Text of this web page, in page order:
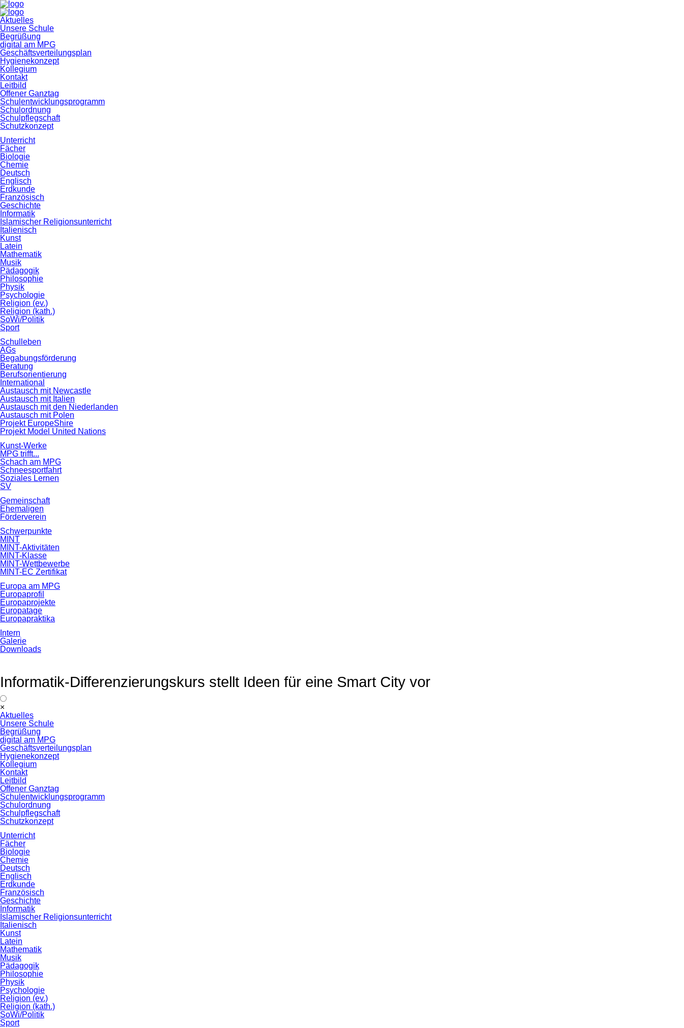
Navigation
überspringen
Aktuelles
Unsere Schule
Begrüßung
digital am MPG
Geschäftsverteilungsplan
Hygienekonzept
Kollegium
Kontakt
Leitbild
Offener Ganztag
Schulentwicklungsprogramm
Schulordnung
Schulpflegschaft
Schutzkonzept
Unterricht
Fächer
Biologie
Chemie
Deutsch
Englisch
Erdkunde
Französisch
Geschichte
Informatik
Islamischer Religionsunterricht
Italienisch
Kunst
Latein
Mathematik
Musik
Pädagogik
Philosophie
Physik
Psychologie
Religion (ev.)
Religion (kath.)
SoWi/Politik
Sport
Schulleben
AGs
Begabungsförderung
Beratung
Berufsorientierung
International
Austausch mit Newcastle
Austausch mit Italien
Austausch mit den Niederlanden
Austausch mit Polen
Projekt EuropeShire
Projekt Model United Nations
Kunst-Werke
MPG trifft...
Schach am MPG
Schneesportfahrt
Soziales Lernen
SV
Gemeinschaft
Ehemaligen
Förderverein
Schwerpunkte
MINT
MINT-Aktivitäten
MINT-Klasse
MINT-Wettbewerbe
MINT-EC Zertifikat
Europa am MPG
Europaprofil
Europaprojekte
Europatage
Europapraktika
Intern
Galerie
Downloads
Informatik-Differenzierungskurs stellt Ideen für eine Smart City vor
×
überspringen
Aktuelles
Unsere Schule
Begrüßung
digital am MPG
Geschäftsverteilungsplan
Hygienekonzept
Kollegium
Kontakt
Leitbild
Offener Ganztag
Schulentwicklungsprogramm
Schulordnung
Schulpflegschaft
Schutzkonzept
Unterricht
Fächer
Biologie
Chemie
Deutsch
Englisch
Erdkunde
Französisch
Geschichte
Informatik
Islamischer Religionsunterricht
Italienisch
Kunst
Latein
Mathematik
Musik
Pädagogik
Philosophie
Physik
Psychologie
Religion (ev.)
Religion (kath.)
SoWi/Politik
Sport